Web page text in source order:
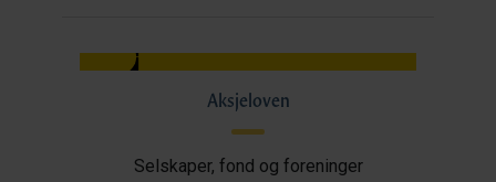
Aksjeloven
Selskaper, fond og foreninger